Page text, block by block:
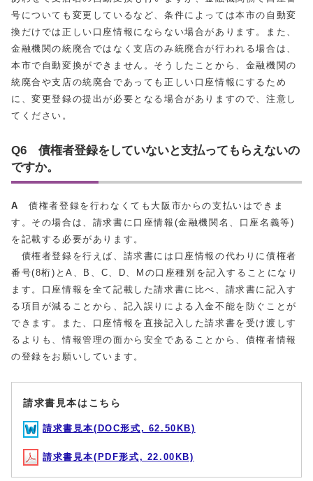
号についても変更しているなど、条件によっては本市の自動変
換だけでは正しい口座情報にならない場合があります。また、
金融機関の統廃合ではなく支店のみ統廃合が行われる場合は、
本市で自動変換ができません。そうしたことから、金融機関の
統廃合や支店の統廃合であっても正しい口座情報にするため
に、変更登録の提出が必要となる場合がありますので、注意し
てください。
Q6 債権者登録をしていないと支払ってもらえないの
ですか。
A債権者登録を行わなくても大阪市からの支払いはできま
す。その場合は、請求書に口座情報(金融機関名、口座名義等)
を記載する必要があります。
債権者登録を行えば、請求書には口座情報の代わりに債権者
番号(8桁)とA、B、C、D、Mの口座種別を記入することになり
ます。口座情報を全て記載した請求書に比べ、請求書に記入す
る項目が減ることから、記入誤りによる入金不能を防ぐことが
できます。また、口座情報を直接記入した請求書を受け渡しす
るよりも、情報管理の面から安全であることから、債権者情報
の登録をお願いしています。
請求書見本はこちら
請求書見本(DOC形式, 62.50KB)
請求書見本(PDF形式, 22.00KB)